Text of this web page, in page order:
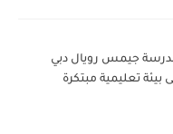
جيمس رويال دبي
تعليمية مبتكرة